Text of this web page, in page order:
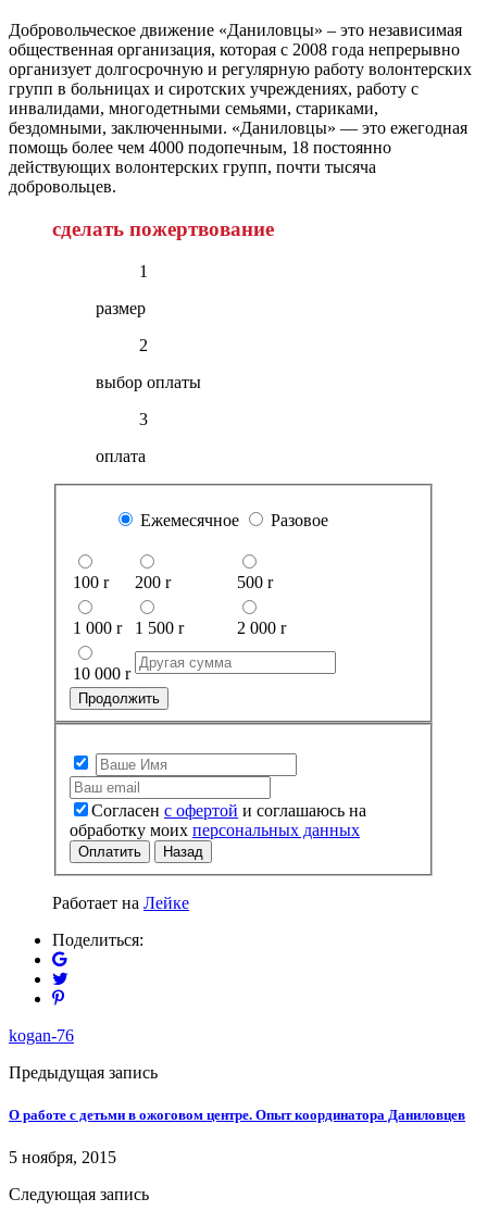
Добровольческое движение «Даниловцы» – это независимая
общественная организация, которая с 2008 года непрерывно
организует долгосрочную и регулярную работу волонтерских
групп в больницах и сиротских учреждениях, работу с
инвалидами, многодетными семьями, стариками,
бездомными, заключенными. «Даниловцы» — это ежегодная
помощь более чем 4000 подопечным, 18 постоянно
действующих волонтерских групп, почти тысяча
добровольцев.
сделать пожертвование
1
размер
2
выбор оплаты
3
оплата
Ежемесячное Разовое
100 r 200 r 500 r
1 000 r 1 500 r 2 000 r
10 000 r
Продолжить
Согласен с офертой
обработку моих персональных данных
Оплатить Назад
Работает на Лейке
Поделиться:
kogan-76
Предыдущая запись
О работе с детьми в ожоговом центре. Опыт координатора Даниловцев
5 ноября, 2015
Следующая запись